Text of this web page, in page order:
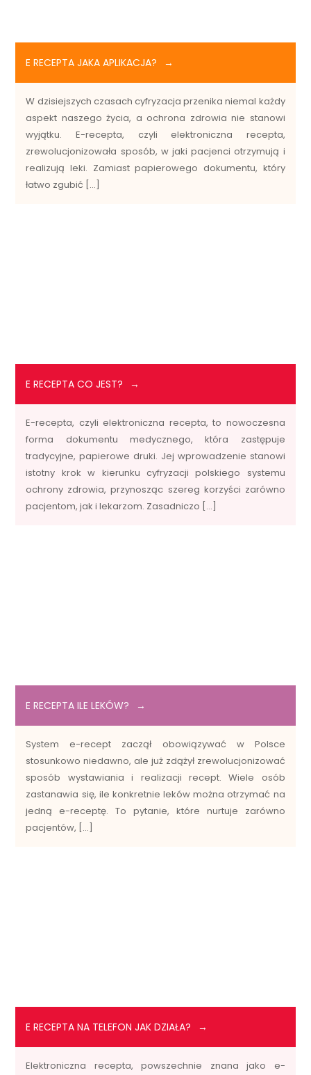
E RECEPTA JAKA APLIKACJA?
W dzisiejszych czasach cyfryzacja przenika niemal każdy
aspekt naszego życia, a ochrona zdrowia nie stanowi
wyjątku. E-recepta, czyli elektroniczna recepta,
zrewolucjonizowała sposób, w jaki pacjenci otrzymują i
realizują leki. Zamiast papierowego dokumentu, który
łatwo zgubić […]
E RECEPTA CO JEST?
E-recepta, czyli elektroniczna recepta, to nowoczesna
forma dokumentu medycznego, która zastępuje
tradycyjne, papierowe druki. Jej wprowadzenie stanowi
istotny krok w kierunku cyfryzacji polskiego systemu
ochrony zdrowia, przynosząc szereg korzyści zarówno
pacjentom, jak i lekarzom. Zasadniczo […]
E RECEPTA ILE LEKÓW?
System e-recept zaczął obowiązywać w Polsce
stosunkowo niedawno, ale już zdążył zrewolucjonizować
sposób wystawiania i realizacji recept. Wiele osób
zastanawia się, ile konkretnie leków można otrzymać na
jedną e-receptę. To pytanie, które nurtuje zarówno
pacjentów, […]
E RECEPTA NA TELEFON JAK DZIAŁA?
Elektroniczna recepta, powszechnie znana jako e-